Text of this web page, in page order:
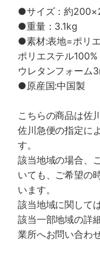
●サイズ：約
●重量：3.1kg
●素材:表地=ポリ
ポリエステル
ウレタンフォーム
●原産国:中国製
こちらの商品は佐
佐川急便の指定に
す。
該当地域の場合、
いても、ご希望の
います。
該当地域に関しては
該当一部地域の詳
業所へお問い合わ